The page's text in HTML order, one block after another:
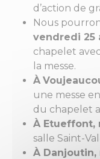
d’action de
Nous
vendredi 25
chapelet
la messe.
À
une messe
du chapelet
À Etueffont,
salle Saint-
À Danjoutin,